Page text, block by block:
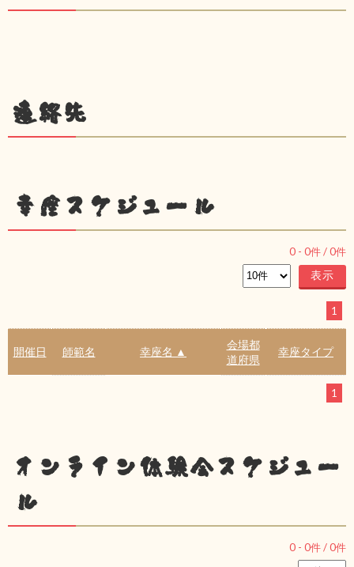
連絡先
幸座スケジュール
0 - 0件 /0件
1
開催日 師範名 幸座名 ▲
会場都
道府県
幸座タイプ
1
オンライン体験会スケジュー
ル
0 - 0件 /0件